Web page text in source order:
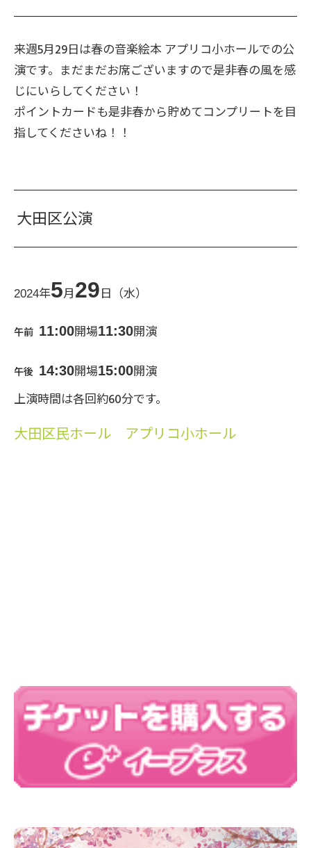
来週5月29日は春の音楽絵本 アプリコ小ホールでの公
演です。まだまだお席ございますので是非春の風を感
じにいらしてください！
ポイントカードも是非春から貯めてコンプリートを目
指してくださいね！！
大田区公演
2024年5月29日（水）
午前 11:00開場11:30開演
午後 14:30開場15:00開演
上演時間は各回約60分です。
大田区民ホール アプリコ小ホール